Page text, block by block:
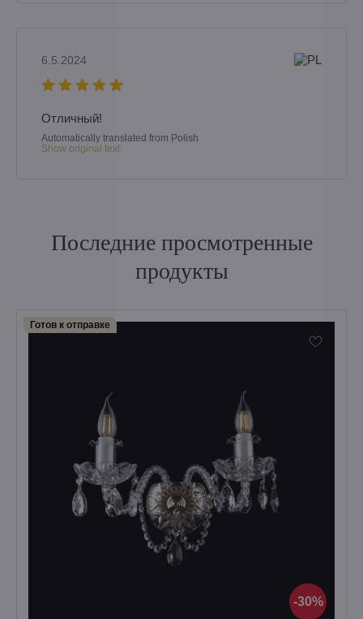
6.5.2024
Отличный!
Automatically translated from Polish
Show original text
Последние просмотренные
продукты
30%
Готов к отправке